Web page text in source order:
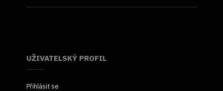
UŽIVATELSKÝ PROFIL
Přihlásit se